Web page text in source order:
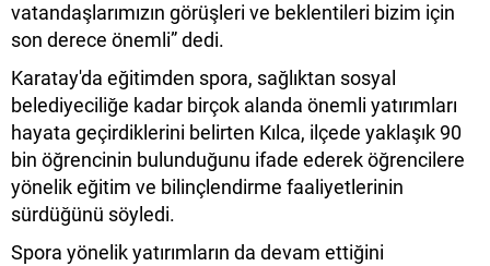
vatandaşlarımızın görüşleri ve beklentileri bizim için
son derece önemli” dedi.
Karatay'da eğitimden spora, sağlıktan sosyal
belediyeciliğe kadar birçok alanda önemli yatırımları
hayata geçirdiklerini belirten Kılca, ilçede yaklaşık 90
bin öğrencinin bulunduğunu ifade ederek öğrencilere
yönelik eğitim ve bilinçlendirme faaliyetlerinin
sürdüğünü söyledi.
Spora yönelik yatırımların da devam ettiğini